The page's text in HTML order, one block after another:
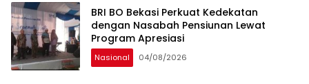
Undang Perekonomian Nasional dan
Kesejahteraan Sosial dalam Menata
Bangsa Menuju Indonesia Emas 2045”,
BRI BO Bekasi Perkuat Kedekatan
dengan Nasabah Pensiunan Lewat
Program Apresiasi
Nasional 04/08/2026